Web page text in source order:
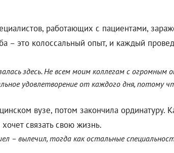
работающих с пациентами,
– это колоссальный опыт, и каждый
здесь. Не всем моим коллегам с
удовлетворение от каждого дня,
вузе, потом закончила ординатуру.
связать свою жизнь.
вылечил, тогда как остальные